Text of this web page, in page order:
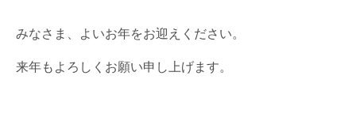
みなさま、よいお年をお迎えください。
来年もよろしくお願い申し上げます。